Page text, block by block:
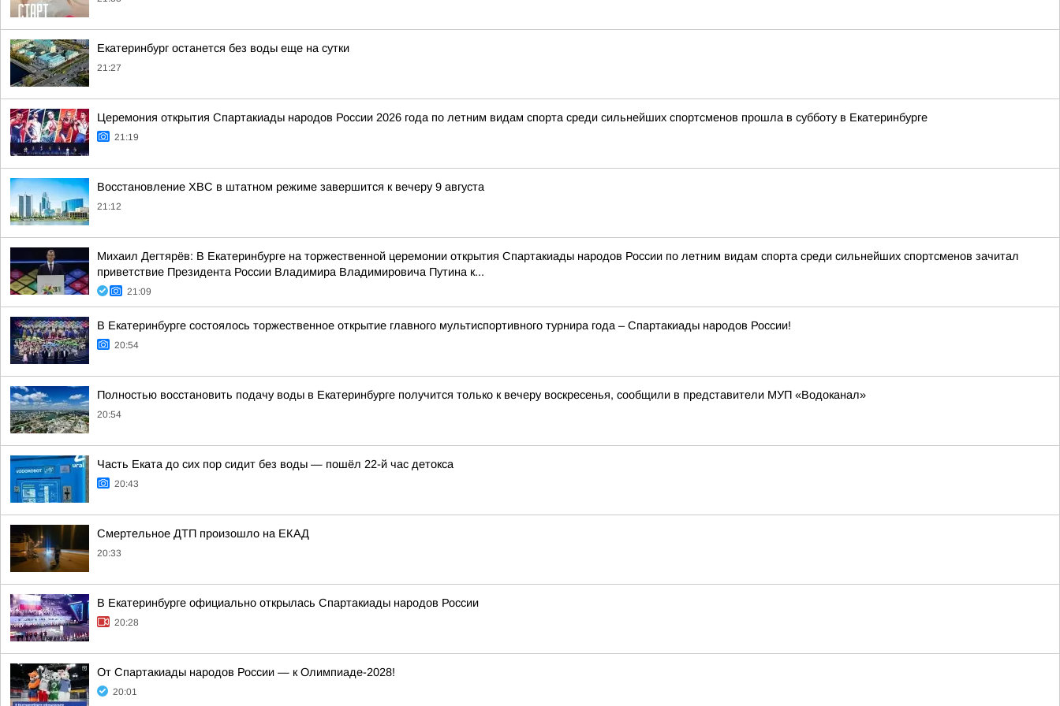
Екатеринбург останется без воды еще на сутки
21:27
Церемония открытия Спартакиады народов России 2026 года по летним видам спорта среди сильнейших спортсменов прошла в субботу в Екатеринбурге
21:19
Восстановление ХВС в штатном режиме завершится к вечеру 9 августа
21:12
Михаил Дегтярёв: В Екатеринбурге на торжественной церемонии открытия Спартакиады народов России по летним видам спорта среди сильнейших спортсменов зачитал
приветствие Президента России Владимира Владимировича Путина к...
21:09
В Екатеринбурге состоялось торжественное открытие главного мультиспортивного турнира года – Спартакиады народов России!
20:54
Полностью восстановить подачу воды в Екатеринбурге получится только к вечеру воскресенья, сообщили в представители МУП «Водоканал»
20:54
Часть Еката до сих пор сидит без воды — пошёл 22-й час детокса
20:43
Смертельное ДТП произошло на ЕКАД
20:33
В Екатеринбурге официально открылась Спартакиады народов России
20:28
От Спартакиады народов России — к Олимпиаде-2028!
20:01